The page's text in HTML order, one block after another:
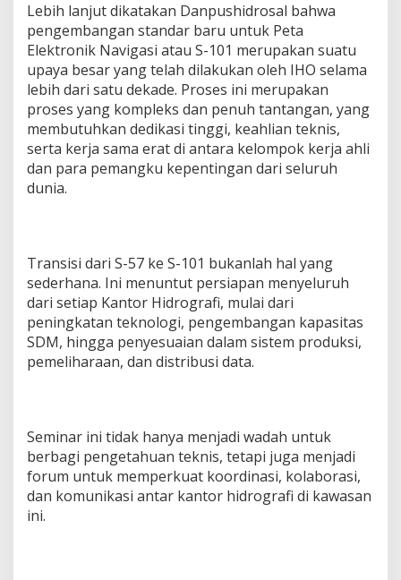
Lebih lanjut dikatakan Danpushidrosal bahwa
pengembangan standar baru untuk Peta
Elektronik Navigasi atau S-101 merupakan suatu
upaya besar yang telah dilakukan oleh IHO selama
lebih dari satu dekade. Proses ini merupakan
proses yang kompleks dan penuh tantangan, yang
membutuhkan dedikasi tinggi, keahlian teknis,
serta kerja sama erat di antara kelompok kerja ahli
dan para pemangku kepentingan dari seluruh
dunia.
Transisi dari S-57 ke S-101 bukanlah hal yang
sederhana. Ini menuntut persiapan menyeluruh
dari setiap Kantor Hidrografi, mulai dari
peningkatan teknologi, pengembangan kapasitas
SDM, hingga penyesuaian dalam sistem produksi,
pemeliharaan, dan distribusi data.
Seminar ini tidak hanya menjadi wadah untuk
berbagi pengetahuan teknis, tetapi juga menjadi
forum untuk memperkuat koordinasi, kolaborasi,
dan komunikasi antar kantor hidrografi di kawasan
ini.